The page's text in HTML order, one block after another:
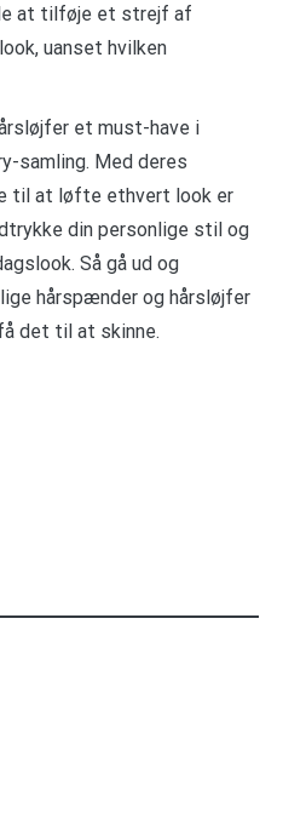
at tilføje et strejf af
uanset hvilken
et must-have i
samling. Med deres
til at løfte ethvert look er
din personlige stil og
Så gå ud og
hårspænder og hårsløjfer
det til at skinne.